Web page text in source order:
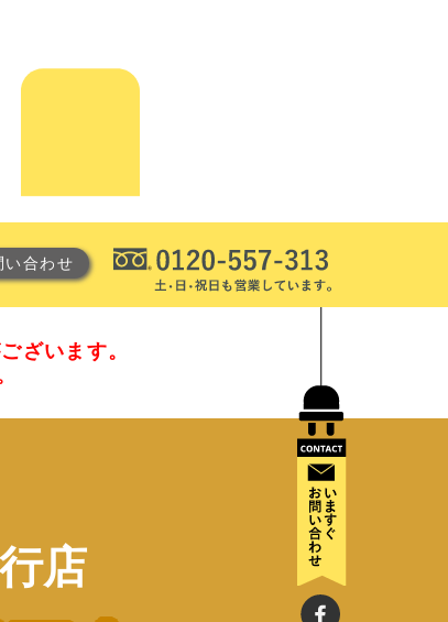
い合わせ
ざいます。
店